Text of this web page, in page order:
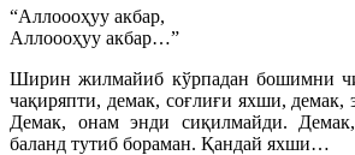
“Аллоооҳуу акбар,
Аллоооҳуу акбар…”
Ширин жилмайиб кўрпадан бошимни
чақиряпти, демак, соғлиғи яхши,
Демак, онам энди сиқилмайди.
баланд тутиб бораман. Қандай яхши…